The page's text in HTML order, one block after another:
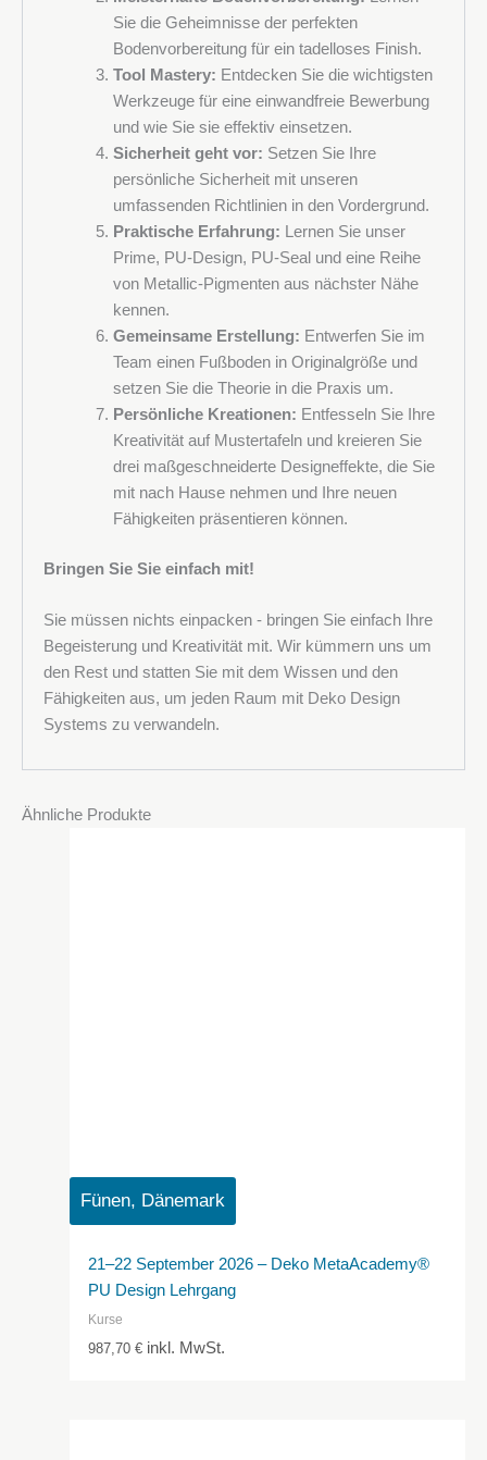
Sie die Geheimnisse der perfekten
Bodenvorbereitung für ein tadelloses Finish.
Tool Mastery: Entdecken Sie die wichtigsten
Werkzeuge für eine einwandfreie Bewerbung
und wie Sie sie effektiv einsetzen.
Sicherheit geht vor: Setzen Sie Ihre
persönliche Sicherheit mit unseren
umfassenden Richtlinien in den Vordergrund.
Praktische Erfahrung: Lernen Sie unser
Prime, PU-Design, PU-Seal und eine Reihe
von Metallic-Pigmenten aus nächster Nähe
kennen.
Gemeinsame Erstellung: Entwerfen Sie im
Team einen Fußboden in Originalgröße und
setzen Sie die Theorie in die Praxis um.
Persönliche Kreationen: Entfesseln Sie Ihre
Kreativität auf Mustertafeln und kreieren Sie
drei maßgeschneiderte Designeffekte, die Sie
mit nach Hause nehmen und Ihre neuen
Fähigkeiten präsentieren können.
Bringen Sie Sie einfach mit!
Sie müssen nichts einpacken - bringen Sie einfach Ihre
Begeisterung und Kreativität mit. Wir kümmern uns um
den Rest und statten Sie mit dem Wissen und den
Fähigkeiten aus, um jeden Raum mit Deko Design
Systems zu verwandeln.
Ähnliche Produkte
Fünen, Dänemark
21–22 September 2026 – Deko MetaAcademy®
PU Design Lehrgang
Kurse
987,70€ inkl. MwSt.